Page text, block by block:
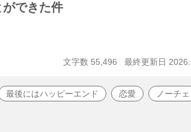
できた件
文字数 55,496 最終更新日
最後にはハッピーエンド 恋愛 ノーチェ